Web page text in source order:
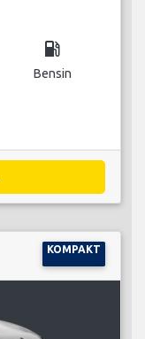
local_gas_station
Bensin
KOMPAKT